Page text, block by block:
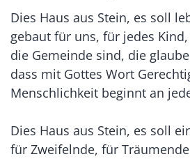
Dies Haus aus Stein, es soll
gebaut für uns, für jedes
die Gemeinde sind, die
dass mit Gottes Wort
Menschlichkeit beginnt an
Dies Haus aus Stein, es soll
für Zweifelnde, für